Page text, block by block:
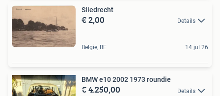
Sliedrecht
€ 2,00 Details
Belgie, BE 14 jul 26
BMW e10 2002 1973 roundie
€ 4.250,00 Details